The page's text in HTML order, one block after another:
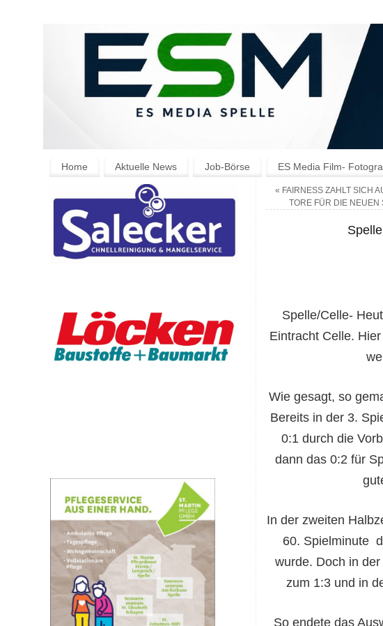
Home Aktuelle News Job-Börse ES Media Film-
« FAIRNESS ZAHLT SICH
TORE FÜR DIE NEUEN
Spelle/Celle-
Eintracht Celle.
Wie gesagt, so
Bereits in der 3.
0:1 durch die
dann das 0:2 für
In der zweiten
60. Spielminute
wurde. Doch in
zum 1:3 und in
So endete das